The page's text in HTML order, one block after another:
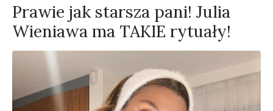
Prawie jak starsza pani! Julia
Wieniawa ma TAKIE rytuały!